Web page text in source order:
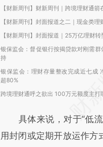
【财新周刊】财新周刊｜跨境理财通箭
【财新周刊】封面报道之二｜现金类理
【财新周刊】封面报道｜25万亿理财转
银保监会：督促银行按揭贷款对刚需群
持
银保监会：理财存量整改完成近七成
超80%
跨境理财通呼之欲出 100万元额度主打
具体来说，对于“低流
用封闭或定期开放运作